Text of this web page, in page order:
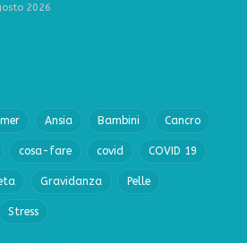
2026
Ansia Bambini Cancro
cosa-fare covid COVID 19
Gravidanza Pelle
Stress